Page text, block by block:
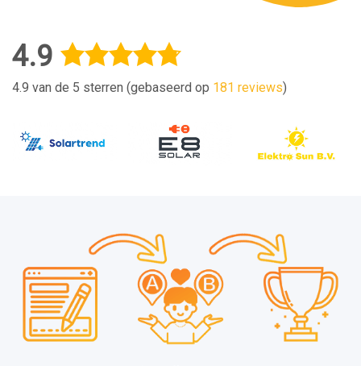
4.9
4.9 van de 5 sterren (gebaseerd op 181 reviews)